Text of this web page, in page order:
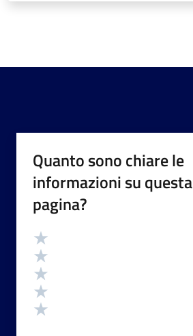
Quanto sono chiare le
informazioni su questa
pagina?
Valutazione